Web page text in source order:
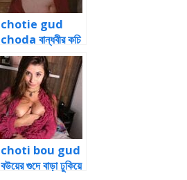
chotie gud
choda বান্ধবীর কচি
গুদে ভাইয়ের বাড়া চোদা
১
choti bou gud
বউয়ের গুদে বাড়া ঢুকিয়ে